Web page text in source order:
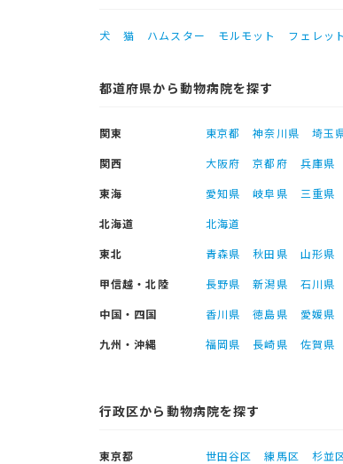
犬 猫 ハムスター モルモット フェレット
都道府県から動物病院を探す
関東 東京都 神奈川県 埼玉
関西
大阪府 京都府 兵庫県
東海
愛知県 岐阜県 三重県
北海道
北海道
東北
青森県 秋田県 山形県
甲信越・北陸
長野県 新潟県 石川県
中国・四国
香川県 徳島県 愛媛県
九州・沖縄
福岡県 長崎県 佐賀県
行政区から動物病院を探す
東京都 世田谷区 練馬区 杉並